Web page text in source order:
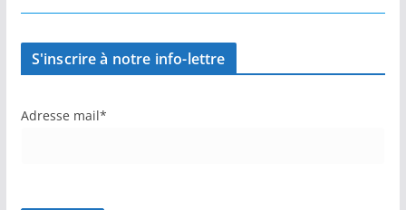
S'inscrire à notre info-lettre
Adresse mail*